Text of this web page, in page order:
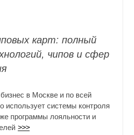
карт: полный
чипов и сфер
в Москве и по всей
использует системы контроля
программы лояльности и
>>>